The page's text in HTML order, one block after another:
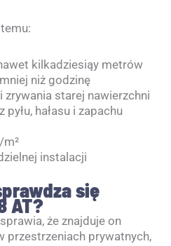
kilkadziesiąy metrów
niż godzinę
zrywania starej nawierzchni
hałasu i zapachu
instalacji
się
AT?
że znajduje on
przestrzeniach prywatnych,